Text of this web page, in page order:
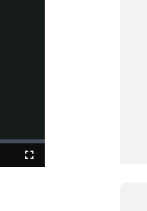
Fullscreen